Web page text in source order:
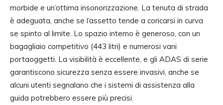
morbide e un’ottima insonorizzazione. La tenuta di strada
è adeguata, anche se l’assetto tende a coricarsi in curva
se spinto al limite. Lo spazio interno è generoso, con un
bagagliaio competitivo (443 litri) e numerosi vani
portaoggetti. La visibilità è eccellente, e gli ADAS di serie
garantiscono sicurezza senza essere invasivi, anche se
alcuni utenti segnalano che i sistemi di assistenza alla
guida potrebbero essere più precisi.